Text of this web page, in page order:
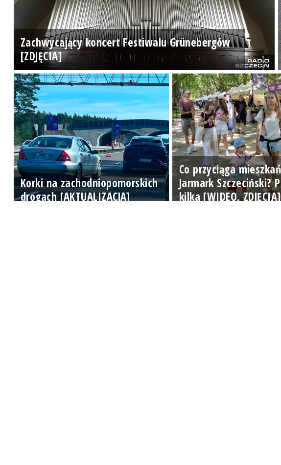
Zachwycający koncert Festiwalu Grünebergów
[ZDJĘCIA]
Korki na zachodniopomorskich
drogach [AKTUALIZACJA]
Co przyciąga
Jarmark Szczeciński?
kilka [WIDEO, ZDJĘCIA]